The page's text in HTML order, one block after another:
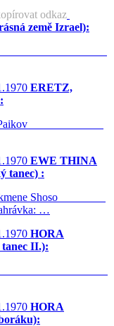
odkaz
země Izrael):
Paikov
ERETZ,
Paikov
EWE THINA
tanec) :
kmene Shoso
…
HORA
II.):
Hirsh
HORA